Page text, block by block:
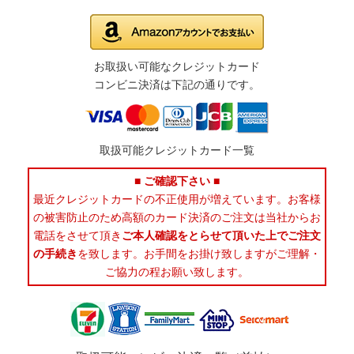
お取扱い可能なクレジットカード
コンビニ決済は下記の通りです。
取扱可能クレジットカード一覧
■ ご確認下さい ■
最近クレジットカードの不正使用が増えています。お客様
の被害防止のため高額のカード決済のご注文は当社からお
電話をさせて頂き ご本人確認をとらせて頂いた上でご注文
の手続きを致します。お手間をお掛け致しますがご理解・
ご協力の程お願い致します。